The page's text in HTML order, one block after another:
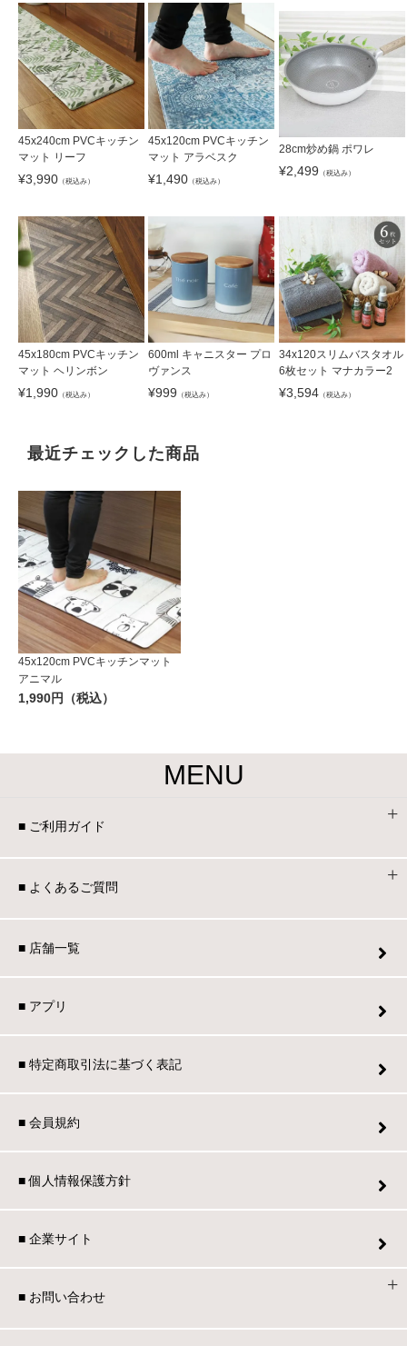
45x240cm PVCキッチン
マット リーフ
¥3,990 （税込み）
45x120cm PVCキッチン
マット アラベスク
¥1,490 （税込み）
28cm炒め鍋 ポワレ
¥2,499 （税込み）
45x180cm PVCキッチン
マット ヘリンボン
¥1,990 （税込み）
600ml キャニスター プロ
ヴァンス
¥999 （税込み）
34x120スリムバスタオル
6枚セット マナカラー2
¥3,594（税込み）
最近チェックした商品
45x120cm PVCキッチンマット
アニマル
1,990円（税込）
MENU
■ ご利用ガイド
■ よくあるご質問
■ 店舗一覧
■ アプリ
■ 特定商取引法に基づく表記
■ 会員規約
■ 個人情報保護方針
■ 企業サイト
■ お問い合わせ